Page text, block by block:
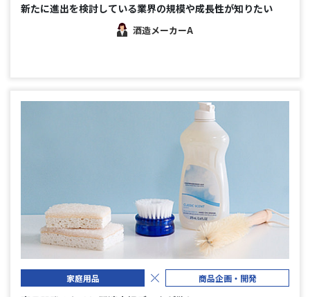
新たに進出を検討している業界の規模や成長性が知りたい
酒造メーカーA
家庭用品 商品企画・開発